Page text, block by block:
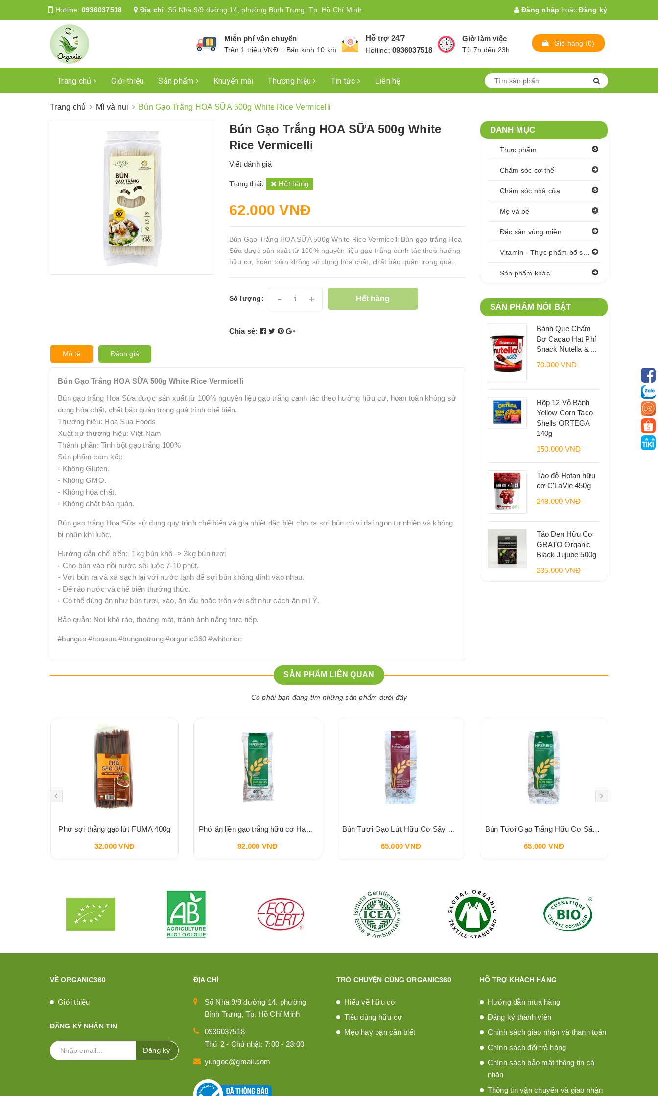
Hotline: 0936037518 Địa chỉ: Số Nhà 9/9 đường 14, phường Bình Trưng, Tp. Hồ Chí Minh Đăng nhập hoặc Đăng ký
Miễn phí vận chuyển
Trên 1 triệu VNĐ + Bán kính 10 km
Hỗ trợ 24/7
Hotline:0936037518
Giờ làm việc
Từ 7h đến 23h
Giỏ hàng (0)
Trang chủ Giới thiệu Sản phẩm Khuyến mãi Thương hiệu Tin tức Liên hệ
Trang chủ Mì và nui Bún Gạo Trắng HOA SỮA 500g White Rice Vermicelli
Bún Gạo Trắng HOA SỮA 500g White
Rice Vermicelli
Viết đánh giá
Trạng thái: Hết hàng
62.000 VNĐ
Bún Gạo Trắng HOA SỮA 500g White Rice Vermicelli Bún gạo trắng Hoa
Sữa được sản xuất từ 100% nguyên liệu gạo trắng canh tác theo hướng
hữu cơ, hoàn toàn không sử dụng hóa chất, chất bảo quản trong quá...
Số lượng: - + Hết hàng
Chia sẻ:
Mô tả Đánh giá
Bún Gạo Trắng HOA SỮA 500g White Rice Vermicelli
Bún gạo trắng Hoa Sữa được sản xuất từ 100% nguyên liệu gạo trắng canh tác theo hướng hữu cơ, hoàn toàn không sử
dụng hóa chất, chất bảo quản trong quá trình chế biến.
Thương hiệu: Hoa Sua Foods
Xuất xứ thương hiệu: Việt Nam
Thành phần: Tinh bột gạo trắng 100%
Sản phẩm cam kết:
- Không Gluten.
- Không GMO.
- Không hóa chất.
- Không chất bảo quản.
Bún gạo trắng Hoa Sữa sử dụng quy trình chế biến và gia nhiệt đặc biệt cho ra sợi bún có vị dai ngon tự nhiên và không
bị nhũn khi luộc.
Hướng dẫn chế biến: 1kg bún khô -> 3kg bún tươi
- Cho bún vào nồi nước sôi luộc 7-10 phút.
- Vớt bún ra và xả sạch lại với nước lạnh để sợi bún không dính vào nhau.
- Để ráo nước và chế biến thưởng thức.
- Có thể dùng ăn như bún tươi, xào, ăn lẩu hoặc trộn với sốt như cách ăn mì Ý.
Bảo quản: Nơi khô ráo, thoáng mát, tránh ánh nắng trực tiếp.
#bungao #hoasua #bungaotrang #organic360 #whiterice
DANH MỤC
Thực phẩm
Chăm sóc cơ thể
Chăm sóc nhà cửa
Mẹ và bé
Đặc sản vùng miền
Sản phẩm khác
SẢN PHẨM NỔI BẬT
Bánh Que Chấm
Bơ Cacao Hạt Phỉ
Snack Nutella & ...
70.000 VNĐ
Hộp 12 Vỏ Bánh
Yellow Corn Taco
Shells ORTEGA
140g
150.000 VNĐ
Táo đỏ Hotan hữu
cơ C'LaVie 450g
248.000 VNĐ
Táo Đen Hữu Cơ
GRATO Organic
Black Jujube 500g
235.000 VNĐ
SẢN PHẨM LIÊN QUAN
Có phải bạn đang tìm những sản phẩm dưới đây
Phở sợi thẳng gạo lứt FUMA 400g
32.000 VNĐ
Phở ăn liền gạo trắng hữu cơ Hasa Bio 400g
92.000 VNĐ
Bún Tươi Gạo Lứt Hữu Cơ Sấy Khô HASA BIO 250g
65.000 VNĐ
Bún Tươi Gạo Trắng Hữu Cơ Sấy Khô HASA BIO 250g
65.000 VNĐ
VỀ ORGANIC360
Giới thiệu
ĐĂNG KÝ NHẬN TIN
Đăng ký
ĐỊA CHỈ
Số Nhà 9/9 đường 14, phường
Bình Trưng, Tp. Hồ Chí Minh
0936037518
Thứ 2 - Chủ nhật: 7:00 - 23:00
yungoc@gmail.com
TRÒ CHUYỆN CÙNG ORGANIC360
Hiểu về hữu cơ
Tiêu dùng hữu cơ
Mẹo hay bạn cần biết
HỖ TRỢ KHÁCH HÀNG
Hướng dẫn mua hàng
Đăng ký thành viên
Chính sách giao nhận và thanh toán
Chính sách đổi trả hàng
Chính sách bảo mật thông tin cá
nhân
Thông tin vận chuyển và giao nhận